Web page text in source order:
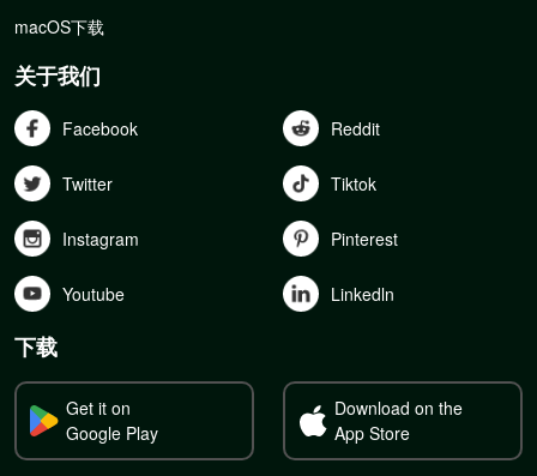
macOS下载
关于我们
Facebook Reddit
Twitter Tiktok
Instagram Pinterest
Youtube Linkedln
下载
Get it on
Google Play
Download on the
App Store